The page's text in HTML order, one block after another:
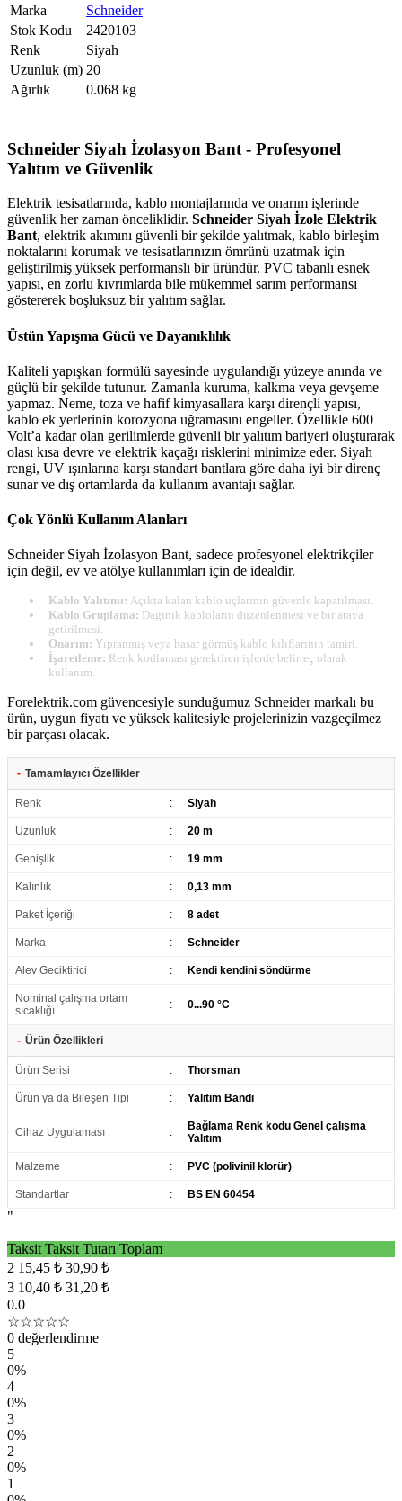
Marka
Schneider
Stok Kodu
2420103
Renk
Siyah
Uzunluk (m) 20
Ağırlık
0.068 kg
Schneider Siyah İzolasyon Bant - Profesyonel
Yalıtım ve Güvenlik
Elektrik tesisatlarında, kablo montajlarında ve onarım işlerinde
güvenlik her zaman önceliklidir. Schneider Siyah İzole Elektrik
Bant, elektrik akımını güvenli bir şekilde yalıtmak, kablo birleşim
noktalarını korumak ve tesisatlarınızın ömrünü uzatmak için
geliştirilmiş yüksek performanslı bir üründür. PVC tabanlı esnek
yapısı, en zorlu kıvrımlarda bile mükemmel sarım performansı
göstererek boşluksuz bir yalıtım sağlar.
Üstün Yapışma Gücü ve Dayanıklılık
Kaliteli yapışkan formülü sayesinde uygulandığı yüzeye anında ve
güçlü bir şekilde tutunur. Zamanla kuruma, kalkma veya gevşeme
yapmaz. Neme, toza ve hafif kimyasallara karşı dirençli yapısı,
kablo ek yerlerinin korozyona uğramasını engeller. Özellikle 600
Volt’a kadar olan gerilimlerde güvenli bir yalıtım bariyeri oluşturarak
olası kısa devre ve elektrik kaçağı risklerini minimize eder. Siyah
rengi, UV ışınlarına karşı standart bantlara göre daha iyi bir direnç
sunar ve dış ortamlarda da kullanım avantajı sağlar.
Çok Yönlü Kullanım Alanları
Schneider Siyah İzolasyon Bant, sadece profesyonel elektrikçiler
için değil, ev ve atölye kullanımları için de idealdir.
Kablo Yalıtımı: Açıkta kalan kablo uçlarının güvenle kapatılması.
Kablo Gruplama: Dağınık kabloların düzenlenmesi ve bir araya
getirilmesi.
Onarım: Yıpranmış veya hasar görmüş kablo kılıflarının tamiri.
İşaretleme: Renk kodlaması gerektiren işlerde belirteç olarak
kullanım.
Forelektrik.com güvencesiyle sunduğumuz Schneider markalı bu
ürün, uygun fiyatı ve yüksek kalitesiyle projelerinizin vazgeçilmez
bir parçası olacak.
- Tamamlayıcı Özellikler
Renk : Siyah
Uzunluk : 20 m
Genişlik : 19 mm
Kalınlık : 0,13 mm
Paket İçeriği : 8 adet
Marka : Schneider
Alev Geciktirici : Kendi kendini söndürme
Nominal çalışma ortam
sıcaklığı
: 0...90 °C
- Ürün Özellikleri
Ürün Serisi : Thorsman
Ürün ya da Bileşen Tipi : Yalıtım Bandı
Cihaz Uygulaması :
Bağlama Renk kodu Genel çalışma
Yalıtım
Malzeme : PVC (polivinil klorür)
Standartlar : BS EN 60454
"
Taksit Taksit Tutarı Toplam
2 15,45 ₺ 30,90 ₺
3 10,40 ₺ 31,20 ₺
0.0
☆☆☆☆☆
0 değerlendirme
5
0%
4
0%
3
0%
2
0%
1